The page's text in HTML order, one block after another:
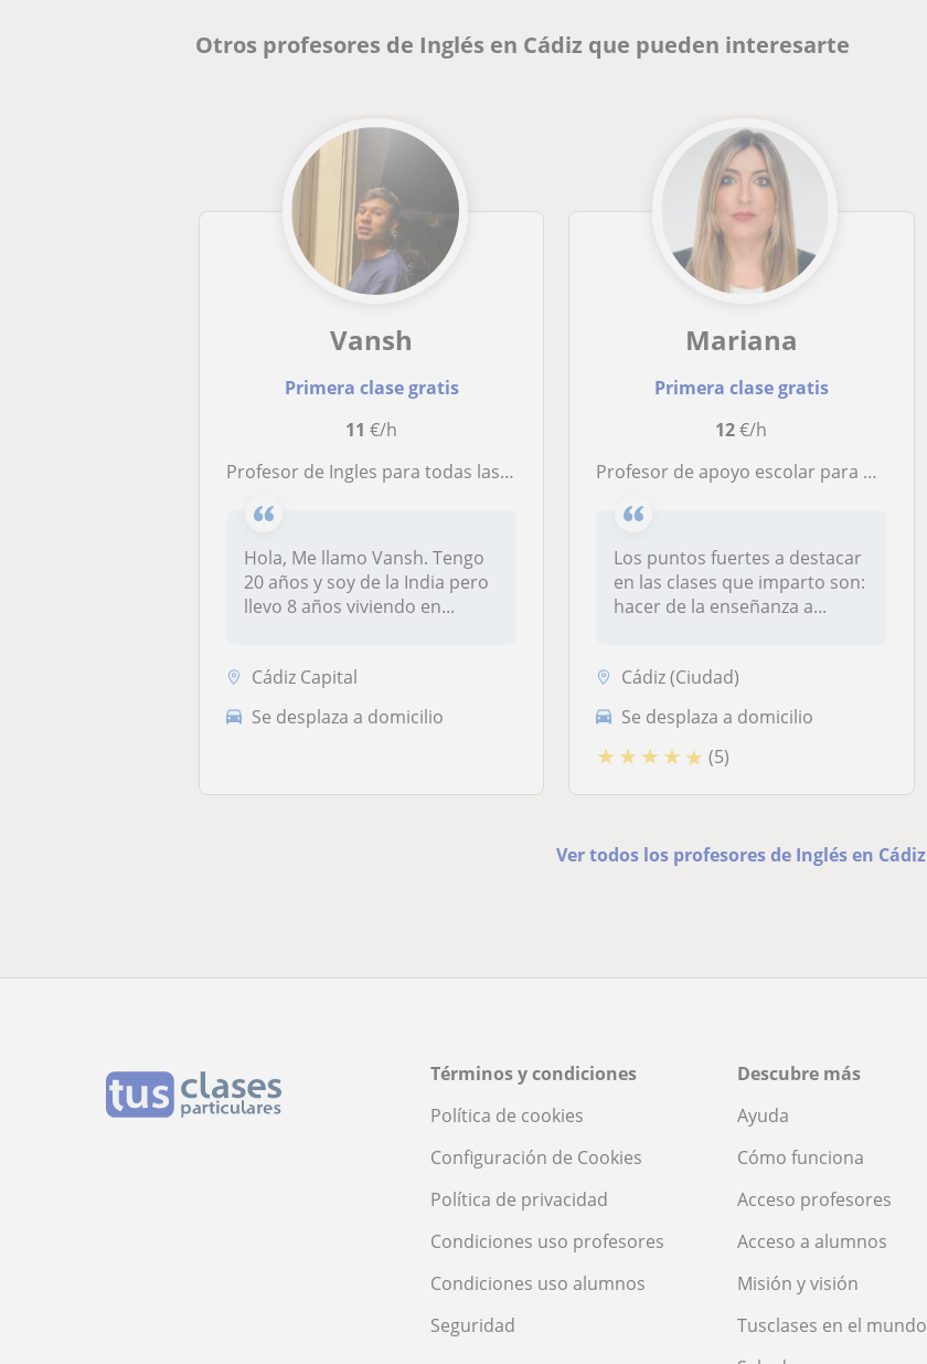
Otros profesores de Inglés en Cádiz que pueden interesarte
Vansh
Primera clase gratis
11 €/h
Profesor de Ingles para todas las edades
Hola, Me llamo Vansh. Tengo
20 años y soy de la India pero
llevo 8 años viviendo en...
Cádiz Capital
Se desplaza a domicilio
Mariana
Primera clase gratis
12€/h
Profesor de apoyo escolar para niños de infantil, primaria y secundaria de forma presencial o vía online
Los puntos fuertes a destacar
en las clases que imparto son:
hacer de la enseñanza a...
Cádiz (Ciudad)
Se desplaza a domicilio
★ ★ ★ ★ ★ (5)
Ver todos los profesores de Inglés en Cádiz
Términos y condiciones
Política de cookies
Configuración de Cookies
Política de privacidad
Condiciones uso profesores
Condiciones uso alumnos
Seguridad
Descubre más
Ayuda
Cómo funciona
Acceso profesores
Acceso a alumnos
Misión y visión
Tusclases en el mundo